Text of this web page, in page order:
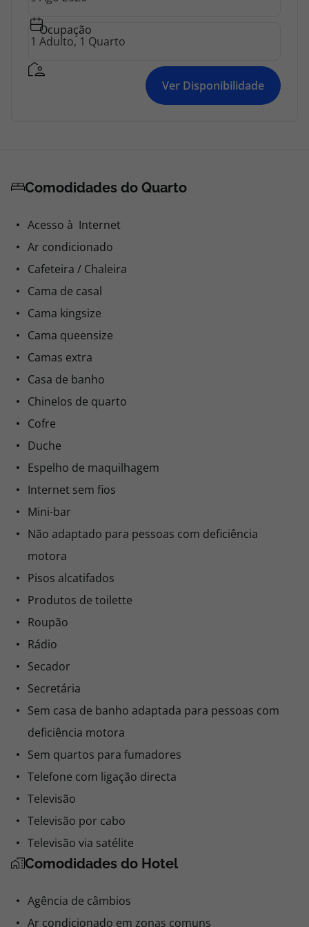
Ocupação
Ver Disponibilidade
Comodidades do Quarto
Acesso à Internet
Ar condicionado
Cafeteira / Chaleira
Cama de casal
Cama kingsize
Cama queensize
Camas extra
Casa de banho
Chinelos de quarto
Cofre
Duche
Espelho de maquilhagem
Internet sem fios
Mini-bar
Não adaptado para pessoas com deficiência
motora
Pisos alcatifados
Produtos de toilette
Roupão
Rádio
Secador
Secretária
Sem casa de banho adaptada para pessoas com
deficiência motora
Sem quartos para fumadores
Telefone com ligação directa
Televisão
Televisão por cabo
Televisão via satélite
Comodidades do Hotel
Agência de câmbios
Ar condicionado em zonas comuns